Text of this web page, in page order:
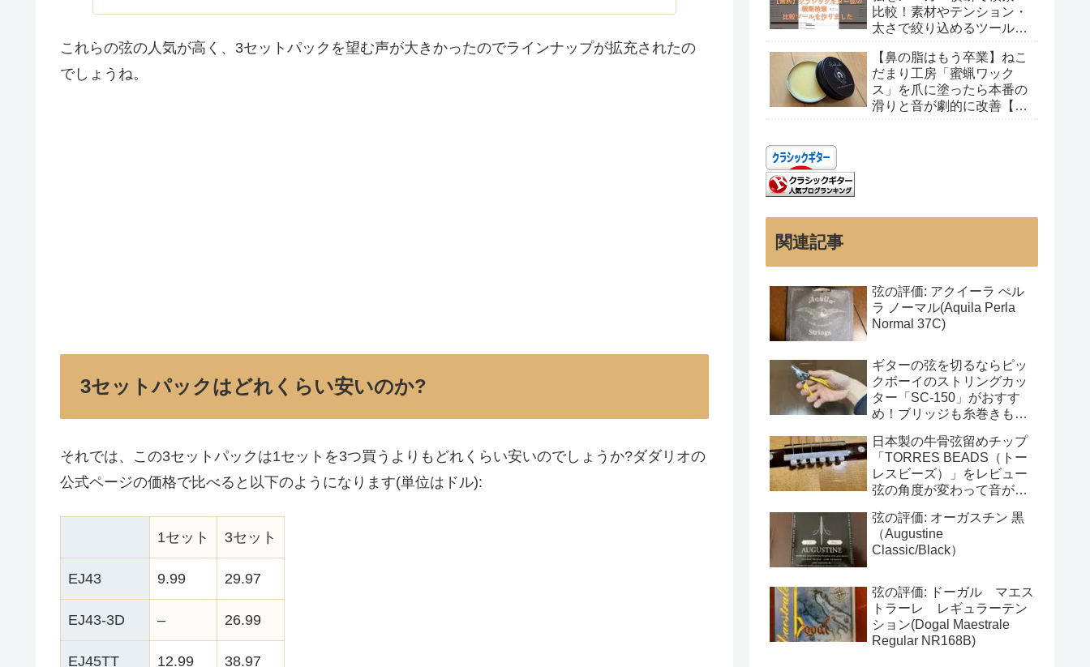
これらの弦の人気が高く、3セットパックを望む声が大きかったのでラインナップが拡充されたの
でしょうね。
3セットパックはどれくらい安いのか?
それでは、この3セットパックは1セットを3つ買うよりもどれくらい安いのでしょうか?ダダリオの
公式ページの価格で比べると以下のようになります(単位はドル):
1セット 3セット
EJ43 9.99 29.97
EJ43-3D – 26.99
EJ45TT 12.99 38.97
比較！素材やテンション・
太さで絞り込めるツールを
【鼻の脂はもう卒業】ねこ
だまり工房「蜜蝋ワック
ス」を爪に塗ったら本番の
滑りと音が劇的に改善【レ
関連記事
弦の評価: アクイーラ ぺル
ラ ノーマル(Aquila Perla
Normal 37C)
ギターの弦を切るならピッ
クボーイのストリングカッ
ター「SC-150」がおすす
め！ブリッジも糸巻きもき
日本製の牛骨弦留めチップ
「TORRES BEADS（トー
レスビーズ）」をレビュー
弦の角度が変わって音が変
弦の評価: オーガスチン 黒
（Augustine
Classic/Black）
弦の評価: ドーガル マエス
トラーレ レギュラーテン
ション(Dogal Maestrale
Regular NR168B)